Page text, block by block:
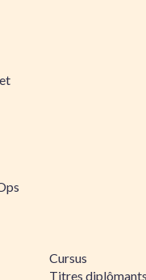
Cursus
Titres diplômants